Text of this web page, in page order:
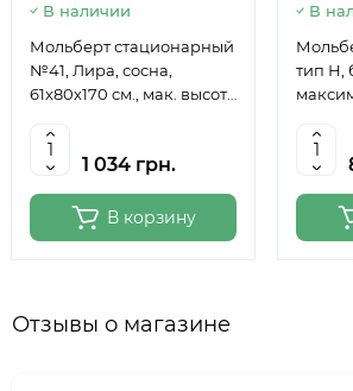
В наличии
Мольберт стационарный
№41, Лира, сосна,
61х80х170 см., мак. высота
Studio
1 034 грн.
В корзину
В
тип Н,
6059
Отзывы о магазине